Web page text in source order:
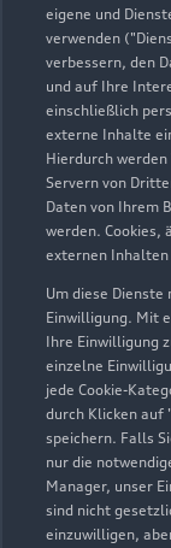
eigene und
verwenden
verbessern, den
und auf Ihre
einschließlich
externe Inhalte
Hierdurch
Servern von
Daten von Ihrem
werden. Cookies,
externen Inhalten
Um diese
Einwilligung. Mit
Ihre Einwilligung
einzelne
jede Cookie-
durch Klicken auf
speichern. Falls
nur die
Manager, unser
sind nicht
einzuwilligen,
Servicepartner
Hagener
57368
02723